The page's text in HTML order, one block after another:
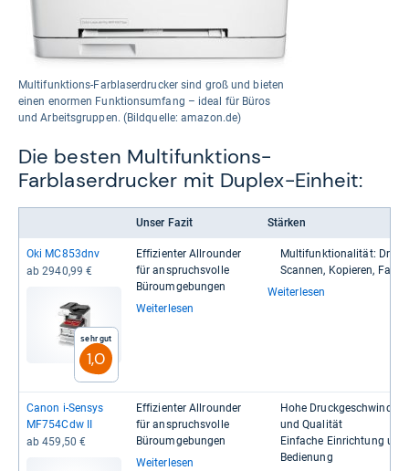
Multifunktions-Farblaserdrucker sind groß und bieten
einen enormen Funktionsumfang – ideal für Büros
und Arbeitsgruppen. (Bildquelle: amazon.de)
Die besten Multifunktions-
Farblaserdrucker mit Duplex-Einheit:
Unser Fazit Stärken
Oki MC853dnv
ab 2940,99 €
Sehr gut
1,0
Effi­zi­en­ter All­roun­der
für anspruchs­volle
Büroum­ge­bun­gen
Weiterlesen
Mul­ti­funk­tio­na­li­tät:
Scan­nen, Kopie­ren, Faxen
Weiterlesen
Canon i-​Sen­sys
MF754Cdw II
ab 459,50 €
Effi­zi­en­ter All­roun­der
für anspruchs­volle
Büroum­ge­bun­gen
Weiterlesen
Hohe
und Qua­li­tät
Ein­fa­che Ein­rich­tung und
Bedie­nung